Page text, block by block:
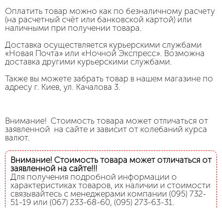
Оплатить товар можно как по безналичному расчету
(на расчетный счёт или банковской картой) или
наличными при получении товара.
Доставка осуществляется курьерскими службами
«Новая Почта» или «Ночной Экспресс». Возможна
доставка другими курьерскими службами.
Также вы можете забрать товар в нашем магазине по
адресу г. Киев, ул. Качалова 3.
Внимание! Стоимость товара может отличаться от
заявленной на сайте и зависит от колебаний курса
валют.
Внимание! Стоимость товара может отличаться от
заявленной на сайте!!!
Для получения подробной информации о
характеристиках товаров, их наличии и стоимости
связывайтесь с менеджерами компании (095) 732-
51-19 или (067) 233-68-60, (095) 273-63-31.